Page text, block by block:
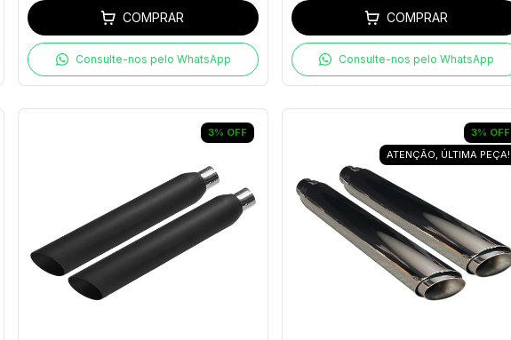
COMPRAR
Consulte-nos pelo WhatsApp
COMPRAR
Consulte-nos pelo WhatsApp
3% OFF 3% OFF
ATENÇÃO, ÚLTIMA PEÇA!